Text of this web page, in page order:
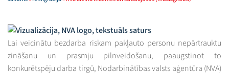
Lai veicinātu bezdarba riskam pakļauto personu nepārtrauktu
zināšanu un prasmju pilnveidošanu, paaugstinot to
konkurētspēju darba tirgū, Nodarbinātības valsts aģentūra (NVA)